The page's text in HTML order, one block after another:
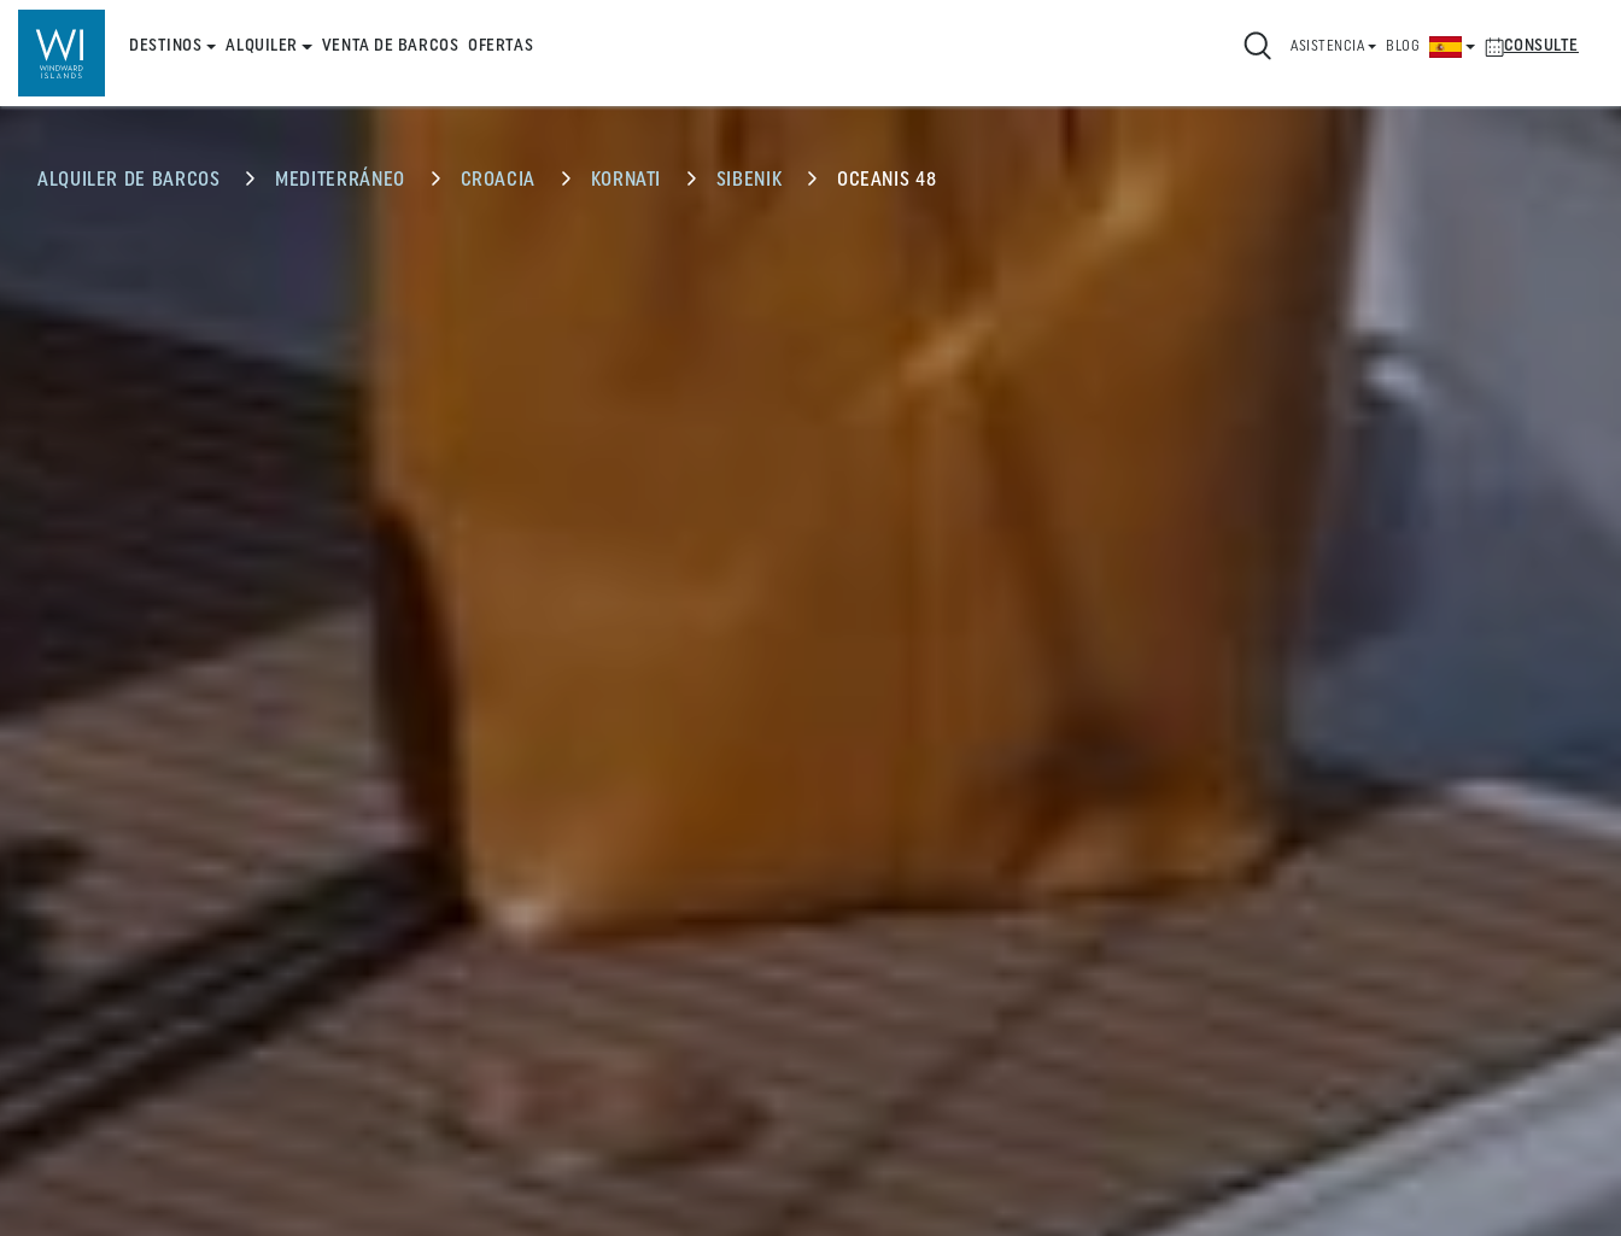
DESTINOS ALQUILER VENTA DE BARCOS OFERTAS ASISTENCIA BLOG CONSULTE
ALQUILER DE BARCOS MEDITERRÁNEO CROACIA KORNATI SIBENIK OCEANIS 48